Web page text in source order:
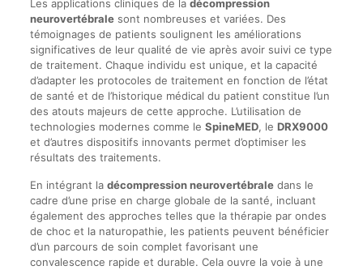
Les applications cliniques de la décompression
neurovertébralesont nombreuses et variées. Des
témoignages de patients soulignent les améliorations
significatives de leur qualité de vie après avoir suivi ce type
de traitement. Chaque individu est unique, et la capacité
d’adapter les protocoles de traitement en fonction de l’état
de santé et de l’historique médical du patient constitue l’un
des atouts majeurs de cette approche. L’utilisation de
technologies modernes comme le SpineMED, le DRX9000
et d’autres dispositifs innovants permet d’optimiser les
résultats des traitements.
En intégrant la décompression neurovertébraledans le
cadre d’une prise en charge globale de la santé, incluant
également des approches telles que la thérapie par ondes
de choc et la naturopathie, les patients peuvent bénéficier
d’un parcours de soin complet favorisant une
convalescence rapide et durable. Cela ouvre la voie à une